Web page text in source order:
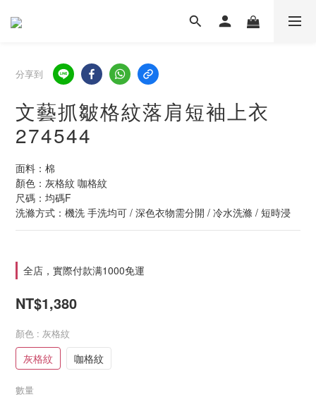
分享到
文藝抓皺格紋落肩短袖上衣
274544
面料：棉
顏色：灰格紋 咖格紋
尺碼：均碼F
洗滌方式：機洗 手洗均可 / 深色衣物需分開 / 冷水洗滌 / 短時浸
全店，實際付款满1000免運
NT$1,380
顏色 : 灰格紋
灰格紋 咖格紋
數量